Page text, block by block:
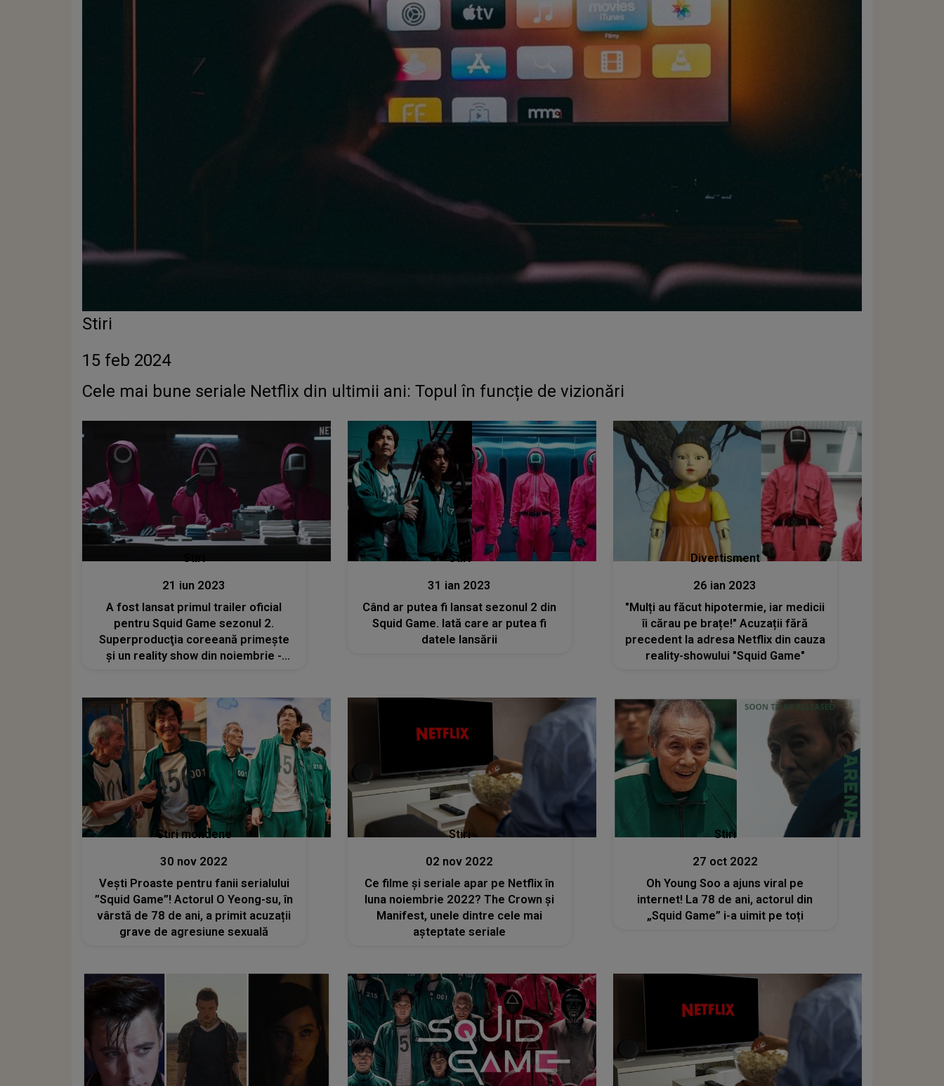
Stiri
15 feb 2024
Cele mai bune seriale Netflix din ultimii ani: Topul în funcție de vizionări
21 iun 2023
A fost lansat primul trailer oficial
pentru Squid Game sezonul 2.
Superproducţia coreeană primeşte
şi un reality show din noiembrie -
Stiri
31 ian 2023
Când ar putea fi lansat sezonul 2 din
Squid Game. Iată care ar putea fi
datele lansării
Divertisment
26 ian 2023
"Mulți au făcut hipotermie, iar medicii
îi cărau pe brațe!" Acuzații fără
precedent la adresa Netflix din cauza
reality-showului "Squid Game"
Stiri mondene
30 nov 2022
Vești Proaste pentru fanii serialului
”Squid Game”! Actorul O Yeong-su, în
vârstă de 78 de ani, a primit acuzații
grave de agresiune sexuală
Stiri
02 nov 2022
Ce filme și seriale apar pe Netflix în
luna noiembrie 2022? The Crown și
Manifest, unele dintre cele mai
așteptate seriale
Stiri
27 oct 2022
Oh Young Soo a ajuns viral pe
internet! La 78 de ani, actorul din
„Squid Game” i-a uimit pe toți